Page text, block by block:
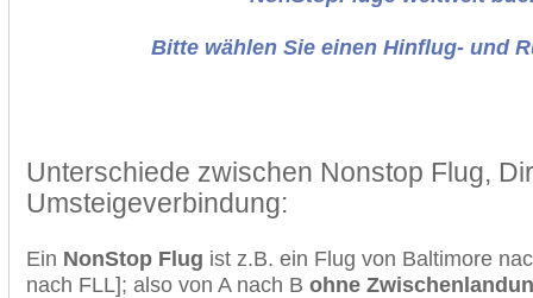
Bitte wählen Sie einen Hinflug- und
Unterschiede zwischen Nonstop Flug,
Umsteigeverbindung:
Ein NonStop Flug ist z.B. ein Flug von Baltimore
nach FLL]; also von A nach B ohne